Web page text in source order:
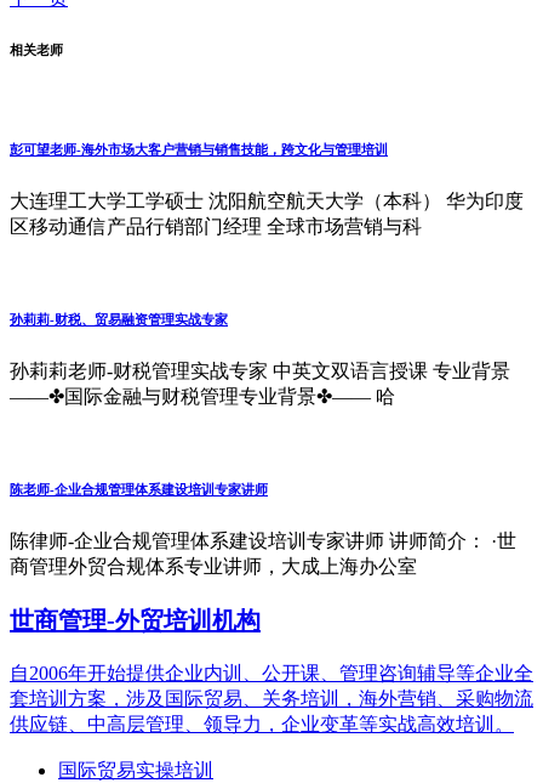
相关老师
彭可望老师-海外市场大客户营销与销售技能‌，跨文化与管理培训‌
大连理工大学工学硕士 沈阳航空航天大学（本科） 华为印度
区移动通信产品行销部门经理 全球市场营销与科
孙莉莉-财税、贸易融资管理实战专家
孙莉莉老师-财税管理实战专家 中英文双语言授课 专业背景
——✤国际金融与财税管理专业背景✤—— 哈
陈老师-企业合规管理体系建设培训专家讲师
陈律师-企业合规管理体系建设培训专家讲师 讲师简介： ·世
商管理外贸合规体系专业讲师，大成上海办公室
世商管理-外贸培训机构
自2006年开始提供企业内训、公开课、管理咨询辅导等企业全
套培训方案，涉及国际贸易、关务培训，海外营销、采购物流
供应链、中高层管理、领导力，企业变革等实战高效培训。
国际贸易实操培训